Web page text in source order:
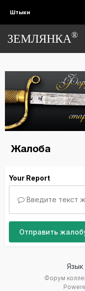
Штыки
ЗЕМЛЯНКА®
Жалоба
Your Report
Введите текст
Отправить
Язык
Форум